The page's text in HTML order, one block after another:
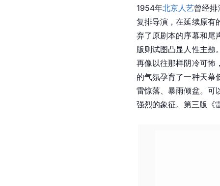
1954年北京人艺曾经
复排导演，在延续原有
弃了原剧本的序幕和尾
版则试图凸显人性主题
再像以往那样阴冷可怖
的气氛孕育了一种天幕
雷惊落、暴雨倾盆。可
强烈的象征。第三版《